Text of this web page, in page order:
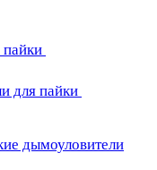
для пайки
дымоуловители